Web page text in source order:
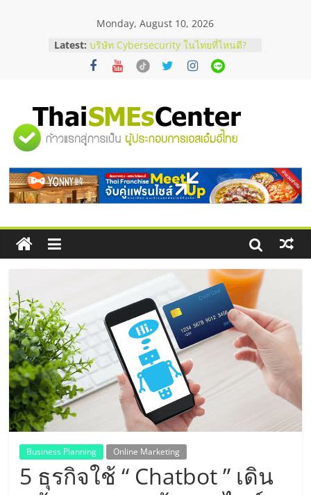
Monday, August 10, 2026
Latest: บริษัท Cybersecurity ในไทยที่ไหนดี?
วิธีเลือกผู้ให้บริการให้คุ้มค่าและตอบ
โจทย์ธุรกิจ
สัมมนาออนไลน์ โอกาสบริหารสถานี
บริการน้ำมัน Shell
สัมมนาลงทุน แฟรนไชส์ยอนนี่
ไชส์ ครั้งที่ 8
ร้านเครื่องเสียงคุณภาพสูง พร้อม
โซลูชันระบบภาพและเสียง
"ศูนย์
รวม
ข้อมูล
ธุรกิจ
SME
แห่ง
ประเทศไทย,
ThaiSMEsCenter,
รวม
ธุรกิจ
Business Planning Online Marketing
5 ธุรกิจใช้ “ Chatbot ” เดิน